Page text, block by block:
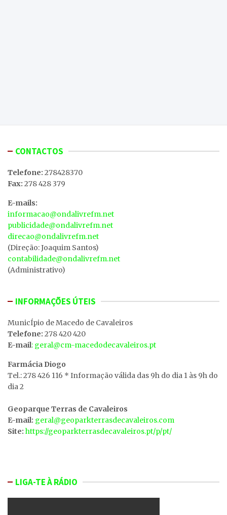
CONTACTOS
Telefone: 278428370
Fax: 278 428 379
E-mails:
informacao@ondalivrefm.net
publicidade@ondalivrefm.net
direcao@ondalivrefm.net
(Direção: Joaquim Santos)
contabilidade@ondalivrefm.net
(Administrativo)
INFORMAÇÕES ÚTEIS
MunicÍpio de Macedo de Cavaleiros
Telefone: 278 420 420
E-mail: geral@cm-macedodecavaleiros.pt
Farmácia Diogo
Tel.: 278 426 116 * Informação válida das 9h do dia 1 às 9h do
dia 2
Geoparque Terras de Cavaleiros
E-mail: geral@geoparkterrasdecavaleiros.com
Site: https://geoparkterrasdecavaleiros.pt/p/pt/
LIGA-TE À RÁDIO